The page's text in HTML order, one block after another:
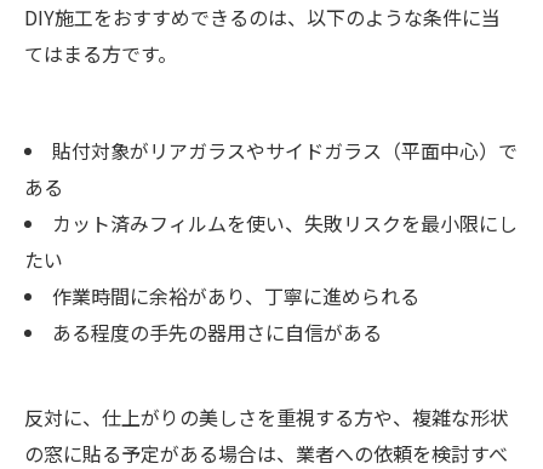
DIY施工をおすすめできるのは、以下のような条件に当
てはまる方です。
貼付対象がリアガラスやサイドガラス（平面中心）で
ある
カット済みフィルムを使い、失敗リスクを最小限にし
たい
作業時間に余裕があり、丁寧に進められる
ある程度の手先の器用さに自信がある
反対に、仕上がりの美しさを重視する方や、複雑な形状
の窓に貼る予定がある場合は、業者への依頼を検討すべ